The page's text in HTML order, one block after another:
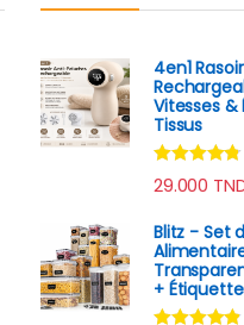
4en1
Vitesses &
Tissus
Note4.60
sur 5
29.000
Blitz - Set
+